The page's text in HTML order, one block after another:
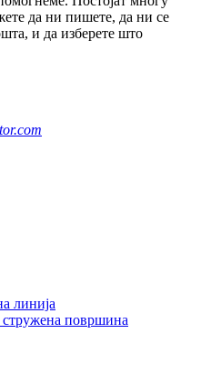
да ни пишете, да ни се
и да изберете што
линија
стружена површина